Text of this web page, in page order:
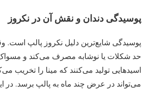
پوسیدگی دندان و نقش آن در نکروز
پوسیدگی شایع‌ترین دلیل نکروز پالپ است.
حد شکلات یا نوشابه مصرف می‌کند و مسواک
اسیدهایی تولید می‌کنند که مینا را تخریب
می‌تواند در عرض چند ماه به پالپ برسد. در